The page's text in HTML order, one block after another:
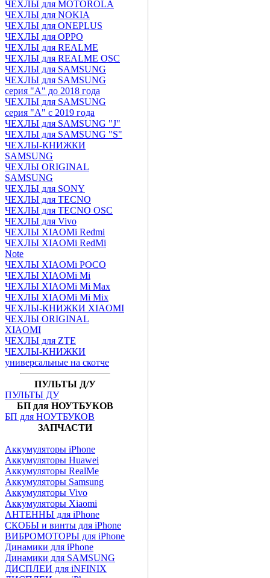
ЧЕХЛЫ для MOTOROLA
ЧЕХЛЫ для NOKIA
ЧЕХЛЫ для ONEPLUS
ЧЕХЛЫ для OPPO
ЧЕХЛЫ для REALME
ЧЕХЛЫ для REALME OSC
ЧЕХЛЫ для SAMSUNG
ЧЕХЛЫ для SAMSUNG
серия "A" до 2018 года
ЧЕХЛЫ для SAMSUNG
серия "A" с 2019 года
ЧЕХЛЫ для SAMSUNG "J"
ЧЕХЛЫ для SAMSUNG "S"
ЧЕХЛЫ-КНИЖКИ
SAMSUNG
ЧЕХЛЫ ORIGINAL
SAMSUNG
ЧЕХЛЫ для SONY
ЧЕХЛЫ для TECNO
ЧЕХЛЫ для TECNO OSC
ЧЕХЛЫ для Vivo
ЧЕХЛЫ XIAOMi Redmi
ЧЕХЛЫ XIAOMi RedMi
Note
ЧЕХЛЫ XIAOMi POCO
ЧЕХЛЫ XIAOMi Mi
ЧЕХЛЫ XIAOMi Mi Max
ЧЕХЛЫ XIAOMi Mi Mix
ЧЕХЛЫ-КНИЖКИ XIAOMI
ЧЕХЛЫ ORIGINAL
XIAOMI
ЧЕХЛЫ для ZTE
ЧЕХЛЫ-КНИЖКИ
универсальные на скотче
ПУЛЬТЫ Д/У
ПУЛЬТЫ ДУ
БП для НОУТБУКОВ
БП для НОУТБУКОВ
ЗАПЧАСТИ
Аккумуляторы iPhone
Аккумуляторы Huawei
Аккумуляторы RealMe
Аккумуляторы Samsung
Аккумуляторы Vivo
Аккумуляторы Xiaomi
АНТЕННЫ для iPhone
СКОБЫ и винты для iPhone
ВИБРОМОТОРЫ для iPhone
Динамики для iPhone
Динамики для SAMSUNG
ДИСПЛЕИ для iNFINIX